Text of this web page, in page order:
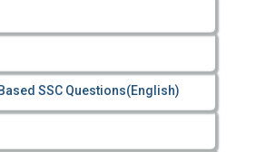
SSC Questions(English)